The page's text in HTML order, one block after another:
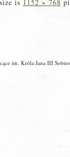
is 1152 × 768
im. Króla Jana III